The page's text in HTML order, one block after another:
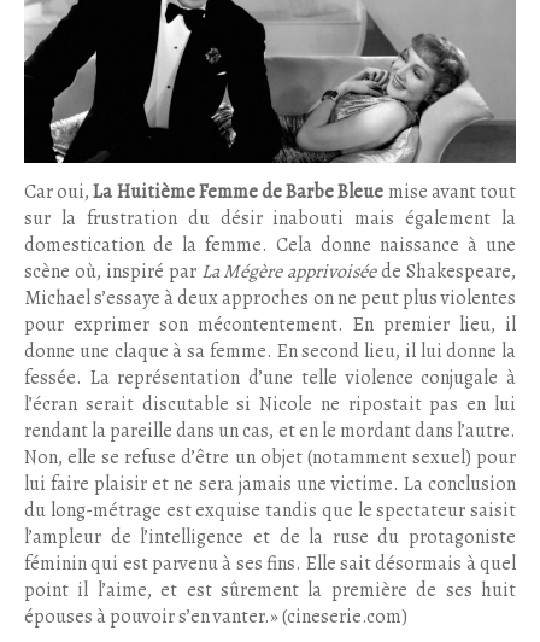
Car oui,La Huitième Femme de Barbe Bleue mise avant tout
sur la frustration du désir inabouti mais également la
domestication de la femme. Cela donne naissance à une
scène où, inspiré parLa Mégère apprivoiséede Shakespeare,
Michael s’essaye à deux approches on ne peut plus violentes
pour exprimer son mécontentement. En premier lieu, il
donne une claque à sa femme. En second lieu, il lui donne la
fessée. La représentation d’une telle violence conjugale à
l’écran serait discutable si Nicole ne ripostait pas en lui
rendant la pareille dans un cas, et en le mordant dans l’autre.
Non, elle se refuse d’être un objet (notamment sexuel) pour
lui faire plaisir et ne sera jamais une victime. La conclusion
du long-métrage est exquise tandis que le spectateur saisit
l’ampleur de l’intelligence et de la ruse du protagoniste
féminin qui est parvenu à ses fins. Elle sait désormais à quel
point il l’aime, et est sûrement la première de ses huit
épouses à pouvoir s’en vanter.» (cineserie.com)